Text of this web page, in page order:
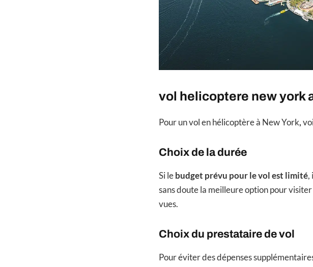
vol helicoptere new york
Pour un vol en hélicoptère à New York,
Choix de la durée
Si le budget prévu pour le vol est limité,
sans doute la meilleure option pour
vues.
Choix du prestataire de vol
Pour éviter des dépenses